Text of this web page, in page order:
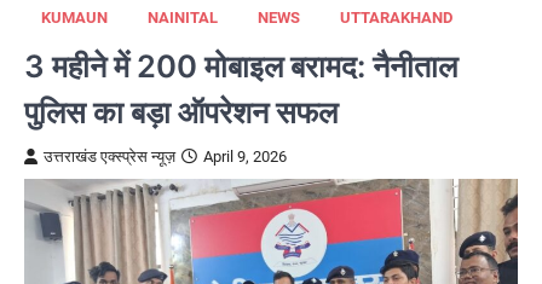
KUMAUN NAINITAL NEWS UTTARAKHAND
3 महीने में 200 मोबाइल बरामद: नैनीताल
पुलिस का बड़ा ऑपरेशन सफल
उत्तराखंड एक्स्प्रेस न्यूज़ April 9, 2026